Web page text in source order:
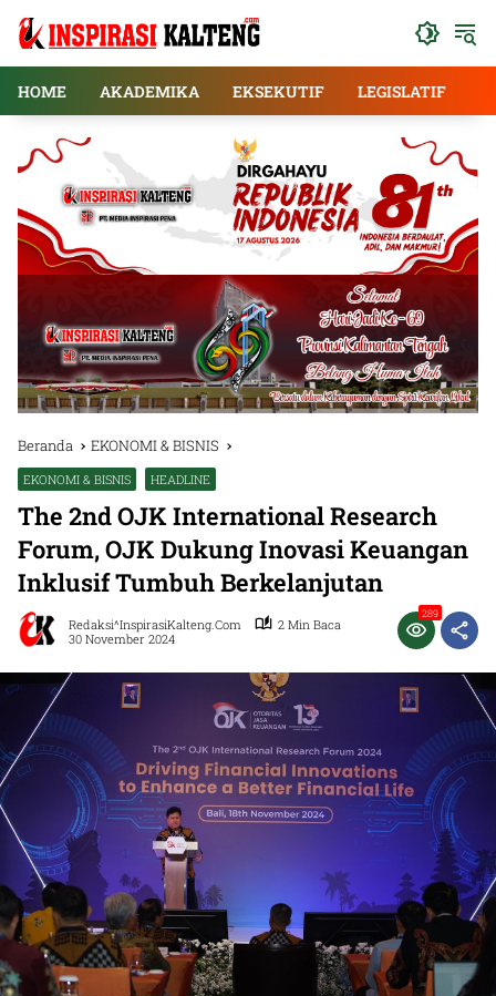
HOME
AKADEMIKA EKSEKUTIF LEGISLATIF
Beranda EKONOMI & BISNIS
EKONOMI & BISNIS HEADLINE
The 2nd OJK International Research
Forum, OJK Dukung Inovasi Keuangan
Inklusif Tumbuh Berkelanjutan
Redaksi^InspirasiKalteng.com
2 Min Baca
30 November 2024
289